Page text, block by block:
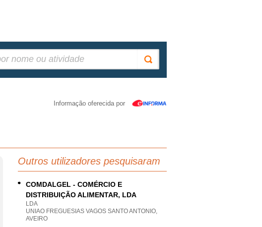
Informação oferecida por
Outros utilizadores pesquisaram
COMDALGEL - COMÉRCIO E
DISTRIBUIÇÃO ALIMENTAR, LDA
LDA
UNIAO FREGUESIAS VAGOS SANTO ANTONIO,
AVEIRO